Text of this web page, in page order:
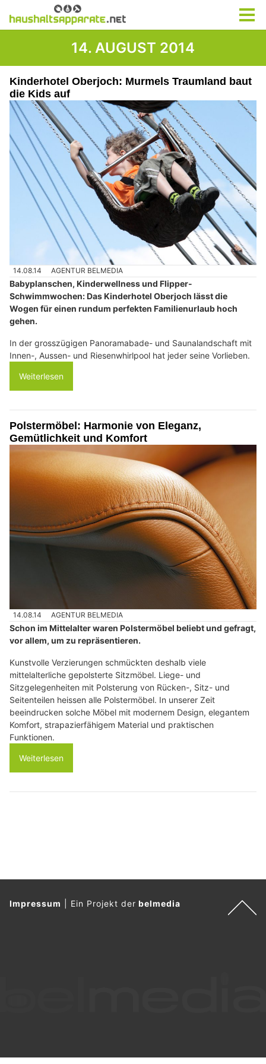
14. AUGUST 2014
Kinderhotel Oberjoch: Murmels Traumland baut
die Kids auf
14.08.14 AGENTUR BELMEDIA
Babyplanschen, Kinderwellness und Flipper-
Schwimmwochen: Das Kinderhotel Oberjoch lässt die
Wogen für einen rundum perfekten Familienurlaub hoch
gehen.
In der grosszügigen Panoramabade- und Saunalandschaft mit
Innen-, Aussen- und Riesenwhirlpool hat jeder seine Vorlieben.
Weiterlesen
Polstermöbel: Harmonie von Eleganz,
Gemütlichkeit und Komfort
14.08.14 AGENTUR BELMEDIA
Schon im Mittelalter waren Polstermöbel beliebt und gefragt,
vor allem, um zu repräsentieren.
Kunstvolle Verzierungen schmückten deshalb viele
mittelalterliche gepolsterte Sitzmöbel. Liege- und
Sitzgelegenheiten mit Polsterung von Rücken-, Sitz- und
Seitenteilen heissen alle Polstermöbel. In unserer Zeit
beeindrucken solche Möbel mit modernem Design, elegantem
Komfort, strapazierfähigem Material und praktischen
Funktionen.
Weiterlesen
Impressum Ein Projekt derbelmedia